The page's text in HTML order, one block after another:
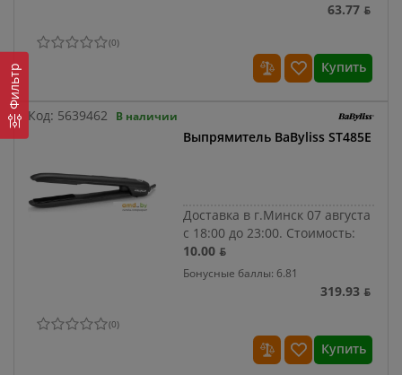
Фильтр
63.77 ƃ
(0)
Купить
Код: 5639462 В наличии
Выпрямитель BaByliss ST485E
Доставка в г.Минск 07 августа
с 18:00 до 23:00. Стоимость:
10.00 ƃ
Бонусные баллы: 6.81
319.93 ƃ
(0)
Купить